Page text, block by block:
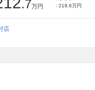
.7万円
: 219.6万円
店